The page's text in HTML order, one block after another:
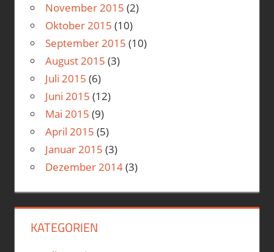
November 2015 (2)
Oktober 2015 (10)
September 2015 (10)
August 2015 (3)
Juli 2015 (6)
Juni 2015 (12)
Mai 2015 (9)
April 2015 (5)
Januar 2015 (3)
Dezember 2014(3)
KATEGORIEN